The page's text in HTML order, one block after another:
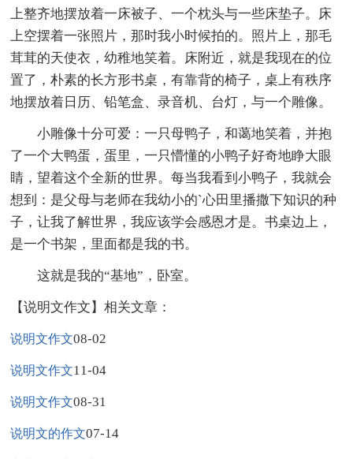
上整齐地摆放着一床被子、一个枕头与一些床垫子。床
上空摆着一张照片，那时我小时候拍的。照片上，那毛
茸茸的天使衣，幼稚地笑着。床附近，就是我现在的位
置了，朴素的长方形书桌，有靠背的椅子，桌上有秩序
地摆放着日历、铅笔盒、录音机、台灯，与一个雕像。
小雕像十分可爱：一只母鸭子，和蔼地笑着，并抱
了一个大鸭蛋，蛋里，一只懵懂的小鸭子好奇地睁大眼
睛，望着这个全新的世界。每当我看到小鸭子，我就会
想到：是父母与老师在我幼小的`心田里播撒下知识的种
子，让我了解世界，我应该学会感恩才是。书桌边上，
是一个书架，里面都是我的书。
这就是我的“基地”，卧室。
【说明文作文】相关文章：
说明文作文08-02
说明文作文11-04
说明文作文08-31
说明文的作文07-14